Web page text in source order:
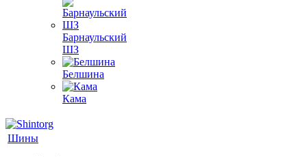
Барнаульский
ШЗ
Белшина
Кама
Шины